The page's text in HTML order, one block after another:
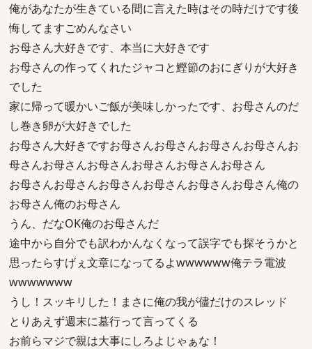
俺があなたが生きている間に言えた時はその時だけです後
悔してますごめんなさい
お母さん大好きです、本当に大好きです
お母さんの作ってくれたジャコと鰹節のおにぎりが大好き
でした
家に帰って暖かいご飯が美味しかったです、お母さんのだ
し巻き卵が大好きでした
お母さん大好きですお母さんお母さんお母さんお母さんお
母さんお母さんお母さんお母さんお母さんお母さん
お母さんお母さんお母さんお母さんお母さんお母さん俺の
お母さん俺のお母さん
うん、だなOK俺のお母さんだ
途中から自分でも訳わかんなくなって誤字でも探そうかと
思ったらすげぇ文章になってるよwwwwww俺テラ電波
wwwwwww
うし！スッキリした！まさに俺の我が儘だけのスレッド
とりあえず週末に墓行って言ってくる
お前らマジで親は大事にしろよじゃぁな！